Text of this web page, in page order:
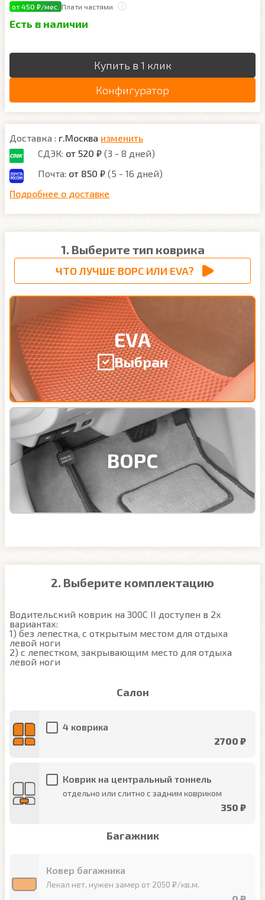
от 450 ₽/мес. Плати частями
Есть в наличии
Купить в 1 клик
Конфигуратор
Доставка : г.Москва изменить
СДЭК: от 520 ₽ (3 - 8 дней)
Почта: от 850 ₽ (5 - 16 дней)
Подробнее о доставке
1. Выберите тип коврика
ЧТО ЛУЧШЕ ВОРС ИЛИ EVA?
EVA
Выбран
ВОРС
2. Выберите комплектацию
Водительский коврик на 300C II доступен в 2х
вариантах:
1) без лепестка, с открытым местом для отдыха
левой ноги
2) с лепестком, закрывающим место для отдыха
левой ноги
Салон
4 коврика
2700 ₽
Коврик на центральный тоннель
отдельно или слитно с задним ковриком
350 ₽
Багажник
Ковер багажника
Лекал нет, нужен замер от 2050 ₽/кв.м.